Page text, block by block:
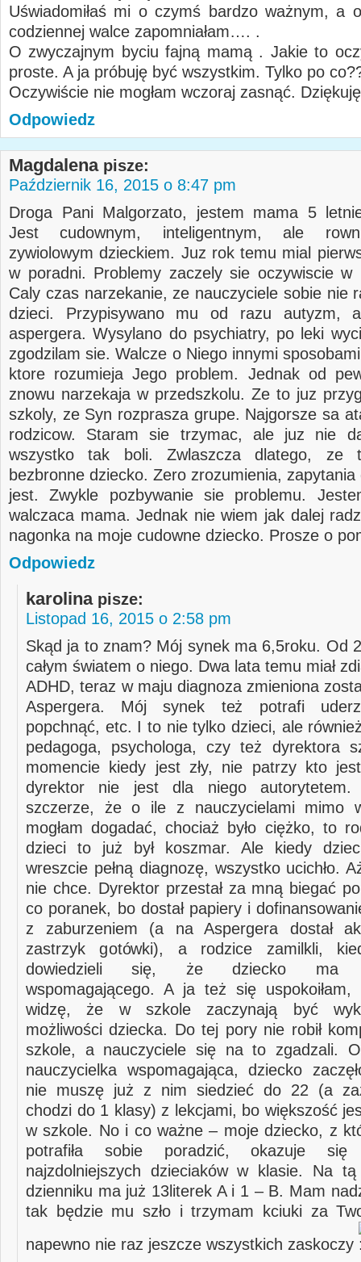
Uświadomiłaś mi o czymś bardzo ważnym, a
codziennej walce zapomniałam…. .
O zwyczajnym byciu fajną mamą . Jakie to
proste. A ja próbuję być wszystkim. Tylko po
Oczywiście nie mogłam wczoraj zasnąć.
Odpowiedz
Magdalena pisze:
Październik 16, 2015 o 8:47 pm
Droga Pani Malgorzato, jestem mama 5
Jest cudownym, inteligentnym, ale
zywiolowym dzieckiem. Juz rok temu mial
w poradni. Problemy zaczely sie oczywiscie w
Caly czas narzekanie, ze nauczyciele sobie nie
dzieci. Przypisywano mu od razu autyzm,
aspergera. Wysylano do psychiatry, po leki
zgodzilam sie. Walcze o Niego innymi
ktore rozumieja Jego problem. Jednak od
znowu narzekaja w przedszkolu. Ze to juz
szkoly, ze Syn rozprasza grupe. Najgorsze sa
rodzicow. Staram sie trzymac, ale juz nie
wszystko tak boli. Zwlaszcza dlatego, ze
bezbronne dziecko. Zero zrozumienia,
jest. Zwykle pozbywanie sie problemu.
walczaca mama. Jednak nie wiem jak dalej
nagonka na moje cudowne dziecko. Prosze o
Odpowiedz
karolina pisze:
Listopad 16, 2015 o 2:58 pm
Skąd ja to znam? Mój synek ma 6,5roku. Od
całym światem o niego. Dwa lata temu miał
ADHD, teraz w maju diagnoza zmieniona
Aspergera. Mój synek też potrafi
popchnąć, etc. I to nie tylko dzieci, ale
pedagoga, psychologa, czy też dyrektora
momencie kiedy jest zły, nie patrzy kto
dyrektor nie jest dla niego autorytetem.
szczerze, że o ile z nauczycielami mimo
mogłam dogadać, chociaż było ciężko, to
dzieci to już był koszmar. Ale kiedy
wreszcie pełną diagnozę, wszystko ucichło.
nie chce. Dyrektor przestał za mną biegać
co poranek, bo dostał papiery i
z zaburzeniem (a na Aspergera dostał
zastrzyk gotówki), a rodzice zamilkli,
dowiedzieli się, że dziecko ma
wspomagającego. A ja też się uspokoiłam,
widzę, że w szkole zaczynają być
możliwości dziecka. Do tej pory nie robił
szkole, a nauczyciele się na to zgadzali.
nauczycielka wspomagająca, dziecko
nie muszę już z nim siedzieć do 22 (a
chodzi do 1 klasy) z lekcjami, bo większość
w szkole. No i co ważne – moje dziecko, z
potrafiła sobie poradzić, okazuje
najzdolniejszych dzieciaków w klasie. Na
dzienniku ma już 13literek A i 1 – B. Mam
tak będzie mu szło i trzymam kciuki za
napewno nie raz jeszcze wszystkich zaskoczy